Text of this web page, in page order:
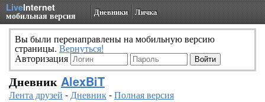
LiveInternet
мобильная версия Дневники Личка
Вы были перенаправлены на мобильную версию
страницы. Вернуться!
Авторизация
Дневник AlexBiT
Лента друзей -Дневник-Полная версия